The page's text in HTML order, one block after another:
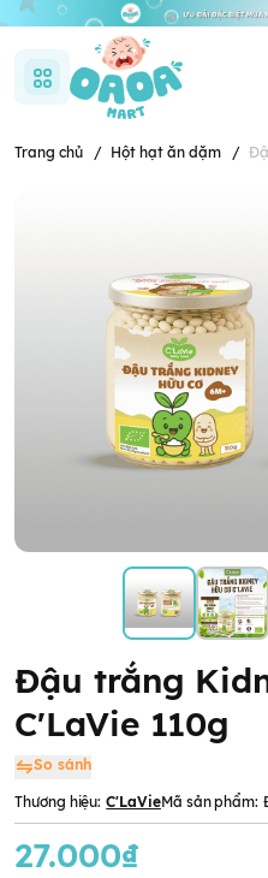
Trang chủ / Hột hạt ăn dặm /
Đậu trắng
C'LaVie 110g
So sánh
Thương hiệu: C'LaVieMã sản phẩm:
27.000₫